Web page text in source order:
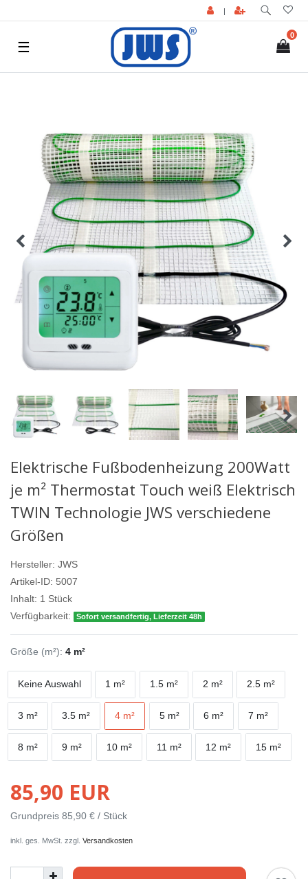
|
0
☰
Elektrische Fußbodenheizung 200Watt
je m² Thermostat Touch weiß Elektrisch
TWIN Technologie JWS verschiedene
Größen
Hersteller: JWS
Artikel-ID: 5007
Inhalt: 1 Stück
Verfügbarkeit:
Sofort versandfertig, Lieferzeit 48h
Größe (m²): 4 m²
Keine Auswahl 1 m² 1.5 m² 2 m² 2.5 m²
3 m² 3.5 m² 4 m² 5 m² 6 m² 7 m²
8 m² 9 m² 10 m² 11 m² 12 m² 15 m²
85,90 EUR
Grundpreis 85,90 € / Stück
inkl. ges. MwSt. zzgl. Versandkosten